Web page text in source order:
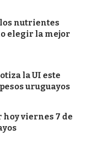
los nutrientes
elegir la mejor
la UI este
uruguayos
viernes 7 de